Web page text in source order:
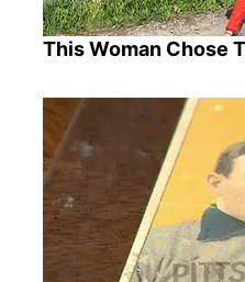
This Woman Chose